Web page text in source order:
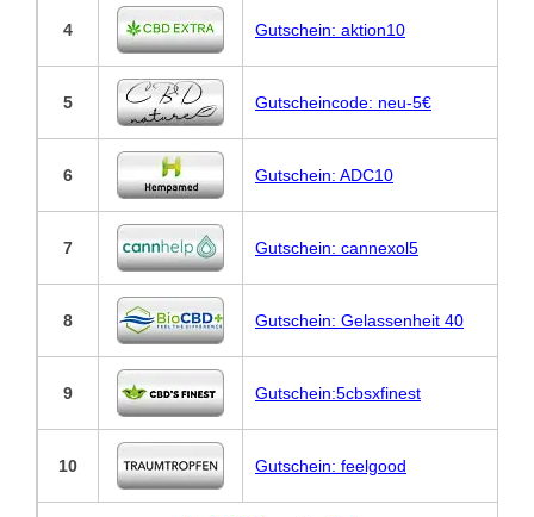
4 Gutschein: aktion10
5 Gutscheincode: neu-5€
6 Gutschein: ADC10
7 Gutschein: cannexol5
8 Gutschein: Gelassenheit 40
9 Gutschein:5cbsxfinest
10 Gutschein: feelgood